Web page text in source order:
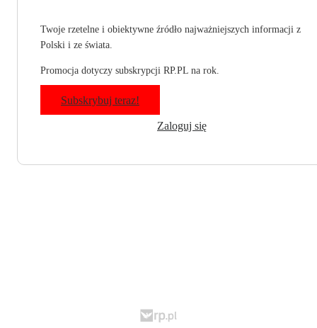
Twoje rzetelne i obiektywne źródło najważniejszych informacji z
Polski i ze świata.
Promocja dotyczy subskrypcji RP.PL na rok.
Subskrybuj teraz!
Zaloguj się